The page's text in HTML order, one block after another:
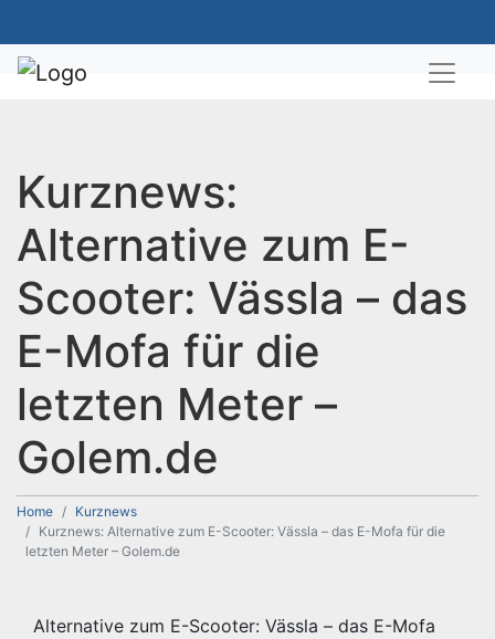
Kurznews:
Alternative zum E-
Scooter: Vässla – das
E-Mofa für die
letzten Meter –
Golem.de
Home
Kurznews
Kurznews: Alternative zum E-Scooter: Vässla – das E-Mofa für die
letzten Meter – Golem.de
Alternative zum E-Scooter: Vässla – das E-Mofa